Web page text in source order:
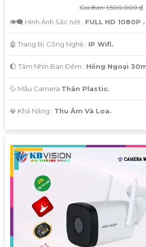
Giá Bán: 1,500,000 ₫
👁️‍🗨 Hình Ảnh Sắc nét : FULL HD 1080P .
🤖️ Trang Bị Công Nghệ : IP Wifi.
🌔 Tầm Nhìn Ban Đêm : Hồng Ngoại
💦 Mẫu Camera Thân Plastic.
️💎 Khả Năng : Thu Âm Và Loa.